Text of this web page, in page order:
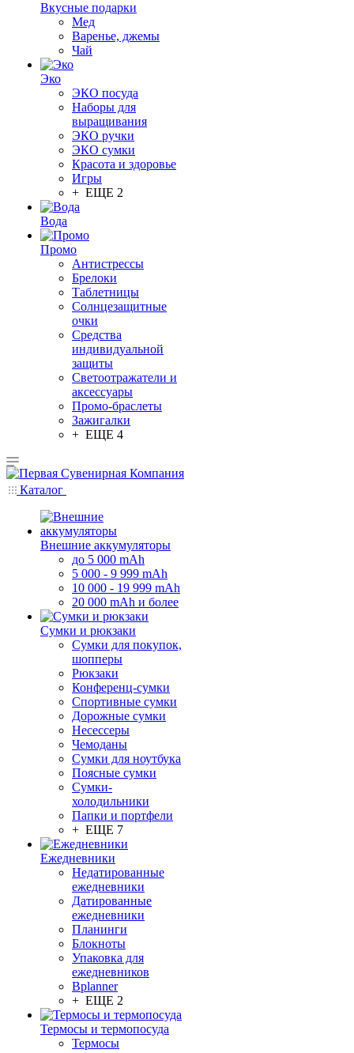
Вкусные подарки
Мед
Варенье, джемы
Чай
Эко
ЭКО посуда
Наборы для
выращивания
ЭКО ручки
ЭКО сумки
Красота и здоровье
Игры
+ ЕЩЕ 2
Вода
Промо
Антистрессы
Брелоки
Таблетницы
Солнцезащитные
очки
Средства
индивидуальной
защиты
Светоотражатели и
аксессуары
Промо-браслеты
Зажигалки
+ ЕЩЕ 4
Каталог
Внешние аккумуляторы
до 5 000 mAh
5 000 - 9 999 mAh
10 000 - 19 999 mAh
20 000 mAh и более
Сумки и рюкзаки
Сумки для покупок,
шопперы
Рюкзаки
Конференц-сумки
Спортивные сумки
Дорожные сумки
Несессеры
Чемоданы
Сумки для ноутбука
Поясные сумки
Сумки-
холодильники
Папки и портфели
+ ЕЩЕ 7
Ежедневники
Недатированные
ежедневники
Датированные
ежедневники
Планинги
Блокноты
Упаковка для
ежедневников
Bplanner
+ ЕЩЕ 2
Термосы и термопосуда
Термосы